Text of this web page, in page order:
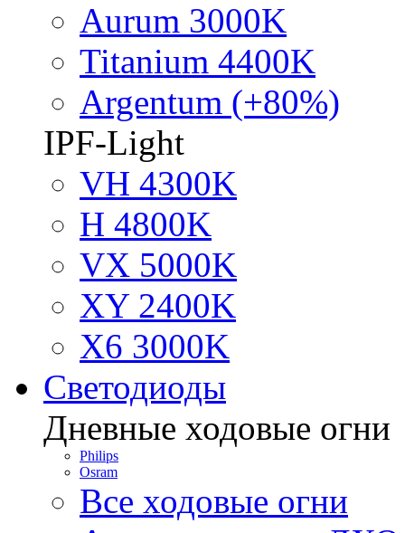
Aurum 3000K
Titanium 4400K
Argentum (+80%)
IPF-Light
VH 4300K
H 4800K
VX 5000K
XY 2400K
X6 3000K
Светодиоды
Дневные ходовые огни
Philips
Osram
Все ходовые огни